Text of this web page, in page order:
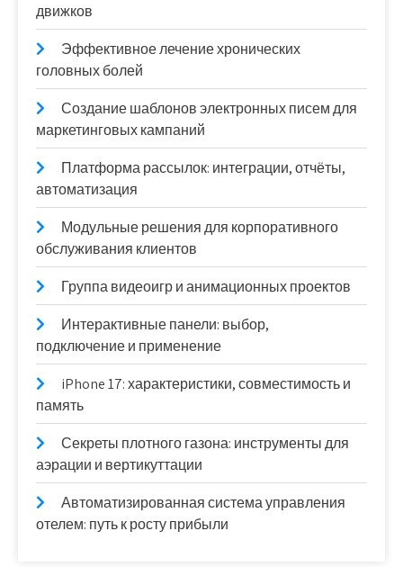
движков
Эффективное лечение хронических
головных болей
Создание шаблонов электронных писем для
маркетинговых кампаний
Платформа рассылок: интеграции, отчёты,
автоматизация
Модульные решения для корпоративного
обслуживания клиентов
Группа видеоигр и анимационных проектов
Интерактивные панели: выбор,
подключение и применение
iPhone 17: характеристики, совместимость и
память
Секреты плотного газона: инструменты для
аэрации и вертикуттации
Автоматизированная система управления
отелем: путь к росту прибыли